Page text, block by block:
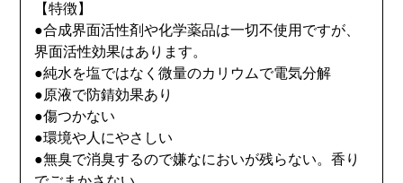
【特徴】
●合成界面活性剤や化学薬品は一切不使用ですが、
界面活性効果はあります。
●純水を塩ではなく微量のカリウムで電気分解
●原液で防錆効果あり
●傷つかない
●環境や人にやさしい
●無臭で消臭するので嫌なにおいが残らない。香り